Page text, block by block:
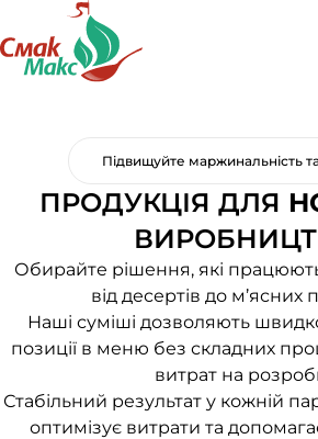
Підвищуйте маржинальність
ПРОДУКЦІЯ ДЛЯ
Обирайте рішення, які
від десертів до м’ясних
Наші суміші дозволяють
позиції в меню без складних
витрат на
Стабільний результат у кожній
оптимізує витрати та